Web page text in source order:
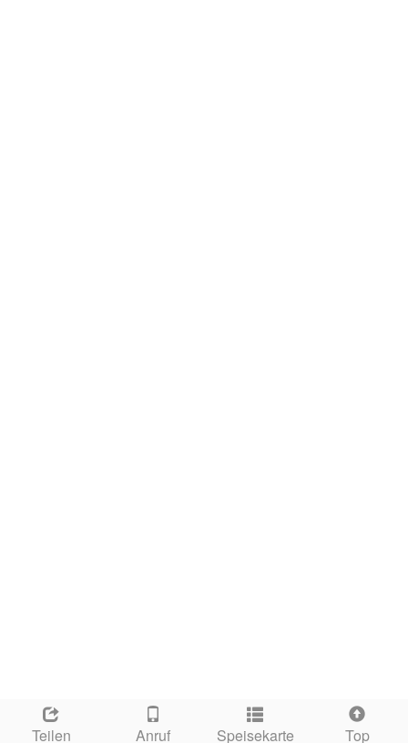
Teilen Anruf Speisekarte Top